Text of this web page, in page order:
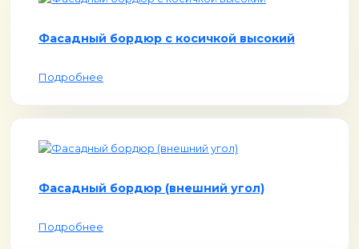
Фасадный бордюр с косичкой высокий
Подробнее
Фасадный бордюр (внешний угол)
Подробнее